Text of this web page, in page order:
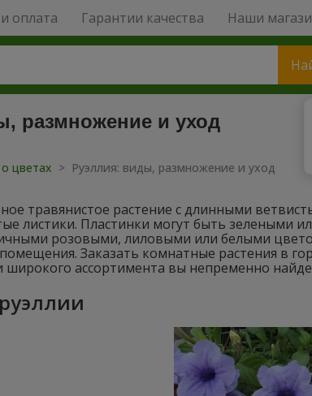
оплата Гарантии качества Наши
размножение и уход
цветах > Руэллия: виды, размножение и уход
травянистое растение с длинными
листики. Пластинки могут быть зелеными
розовыми, лиловыми или белыми
Заказать комнатные растения в
ассортимента вы непременно